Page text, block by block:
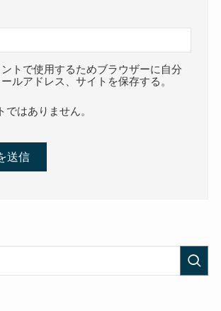
トで使用するためブラウザーに自分
ルアドレス、サイトを保存する。
ではありません。